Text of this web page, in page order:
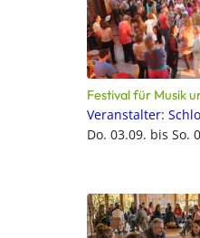
Festival für Musik
Veranstalter:
Do. 03.09. bis So.